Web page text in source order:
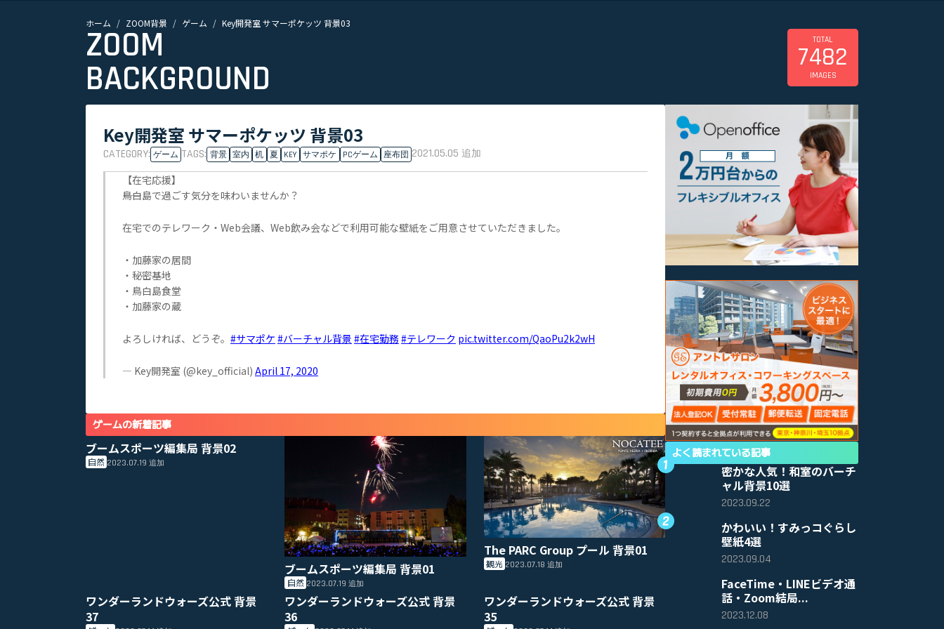
ホーム ZOOM背景 ゲーム Key開発室 サマーポケッツ 背景03
ZOOM
BACKGROUND
TOTAL
7482
IMAGES
Key開発室 サマーポケッツ 背景03
CATEGORY: ゲーム TAGS: 背景 室内 机 夏 KEY サマポケ PCゲーム 座布団 2021.05.05追加
【在宅応援】
――鳥白島で過ごす気分を味わいませんか？
在宅でのテレワーク・Web会議、Web飲み会などで利用可能な壁紙をご用意させていただきました。
・加藤家の居間
・秘密基地
・鳥白島食堂
・加藤家の蔵
よろしければ、どうぞ。 #サマポケ #バーチャル背景 #在宅勤務 #テレワーク pic.twitter.com/QaoPu2k2wH
— Key開発室 (@key_official) April 17, 2020
ゲームの新着記事
ブームスポーツ編集局 背景02
自然 2023.07.19追加
ブームスポーツ編集局 背景01
自然 2023.07.19 追加
The PARC Group プール 背景01
観光 2023.07.18追加
ワンダーランドウォーズ公式 背景
37
ワンダーランドウォーズ公式 背景
36
ワンダーランドウォーズ公式 背景
35
よく読まれている記事
密かな人気！和室のバーチ
ャル背景10選
2023.09.22
かわいい！すみっコぐらし
壁紙4選
2023.09.04
FaceTime・LINEビデオ通
話・Zoom結局...
2023.12.08